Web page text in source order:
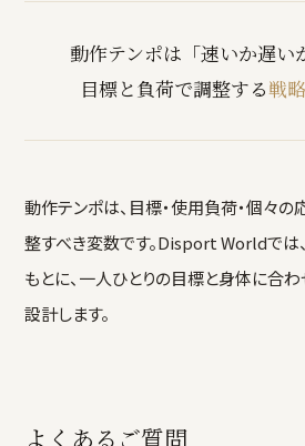
動作テンポは「速いか遅い
目標と負荷で調整する戦
動作テンポは、目標・使用負荷・個々
整すべき変数です。Disport Worldでは
もとに、一人ひとりの目標と身体に合
設計します。
よくあるご質問